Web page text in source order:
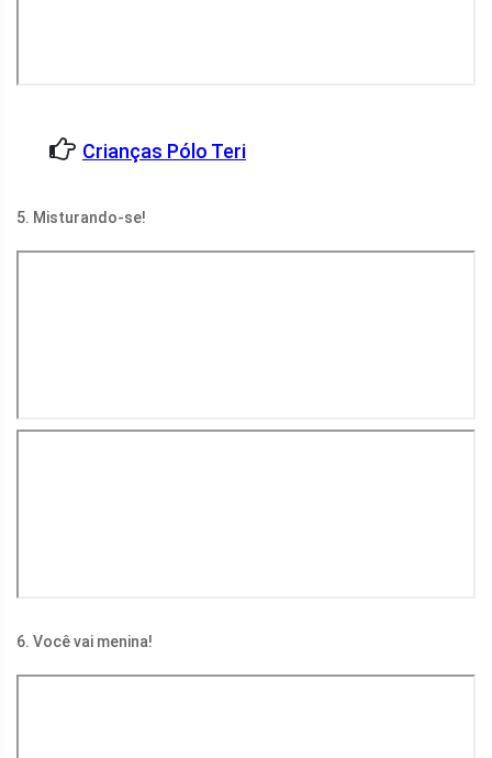
Crianças Pólo Teri
5. Misturando-se!
6. Você vai menina!